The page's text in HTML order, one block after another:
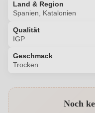
Land & Region
Spanien, Katalonien
Qualität
IGP
Geschmack
Trocken
Alkoholgehalt in %Noch